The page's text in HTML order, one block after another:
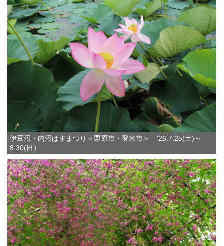
伊豆沼・内沼はすまつり＜栗原市・登米市＞ ’26.7.25(土)～
8.30(日）